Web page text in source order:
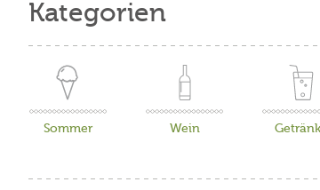
Kategorien
Sommer Wein